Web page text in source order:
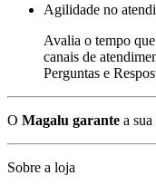
Agilidade no
Avalia o tempo
canais de
Perguntas e
O Magalu garante a
Sobre a loja